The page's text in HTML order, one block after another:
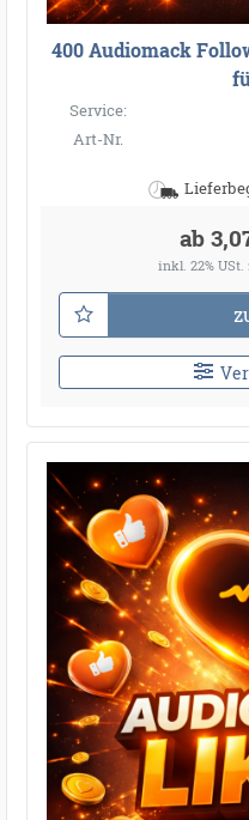
400 Audiomack
Service:
Art-Nr.
ab
inkl. 22% USt.